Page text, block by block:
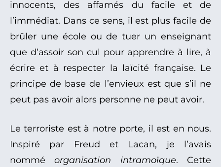
innocents, des affamés du facile et de
l’immédiat. Dans ce sens, il est plus facile de
brûler une école ou de tuer un enseignant
que d’assoir son cul pour apprendre à lire, à
écrire et à respecter la laïcité française. Le
principe de base de l’envieux est que s’il ne
peut pas avoir alors personne ne peut avoir.
Le terroriste est à notre porte, il est en nous.
Inspiré par Freud et Lacan, je l’avais
nomméorganisation intramoïque. Cette